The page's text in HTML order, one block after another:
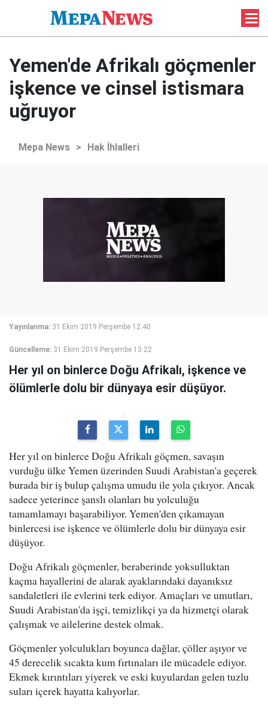
Yemen'de Afrikalı göçmenler
işkence ve cinsel istismara
uğruyor
Mepa News > Hak İhlalleri
Yayınlanma: 31 Ekim 2019 Perşembe 12:40
Güncelleme: 31 Ekim 2019 Perşembe 13:22
Her yıl on binlerce Doğu Afrikalı, işkence ve
ölümlerle dolu bir dünyaya esir düşüyor.
Her yıl on binlerce Doğu Afrikalı göçmen, savaşın
vurduğu ülke Yemen üzerinden Suudi Arabistan'a geçerek
burada bir iş bulup çalışma umudu ile yola çıkıyor. Ancak
sadece yeterince şanslı olanları bu yolculuğu
tamamlamayı başarabiliyor. Yemen'den çıkamayan
binlercesi ise işkence ve ölümlerle dolu bir dünyaya esir
düşüyor.
Doğu Afrikalı göçmenler, beraberinde yoksulluktan
kaçma hayallerini de alarak ayaklarındaki dayanıksız
sandaletleri ile evlerini terk ediyor. Amaçları ve umutları,
Suudi Arabistan'da işçi, temizlikçi ya da hizmetçi olarak
çalışmak ve ailelerine destek olmak.
Göçmenler yolculukları boyunca dağlar, çöller aşıyor ve
45 derecelik sıcakta kum fırtınaları ile mücadele ediyor.
Ekmek kırıntıları yiyerek ve eski kuyulardan gelen tuzlu
suları içerek hayatta kalıyorlar.